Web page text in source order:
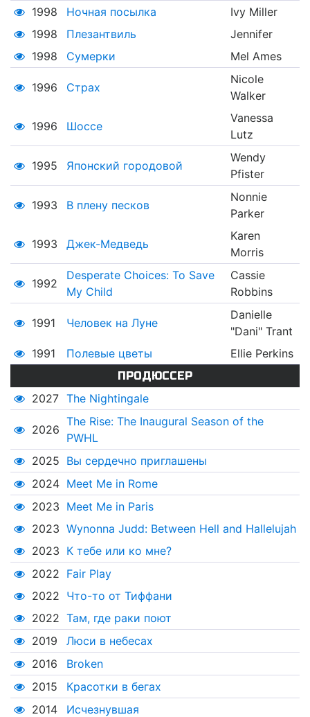
1998
Ночная посылка
Ivy Miller
1998
Плезантвиль
Jennifer
1998
Сумерки Mel Ames
1996 Страх
Nicole
Walker
1996 Шоссе
Vanessa
Lutz
1995 Японский городовой
Wendy
Pfister
1993 В плену песков
Nonnie
Parker
1993 Джек-Медведь
Karen
Morris
1992
Desperate Choices: To Save
My Child
Cassie
Robbins
1991 Человек на Луне
Danielle
"Dani" Trant
1991
Полевые цветы Ellie Perkins
ПРОДЮССЕР
2027 The Nightingale
2026
The Rise: The Inaugural Season of the
PWHL
2025 Вы сердечно приглашены
2024 Meet Me in Rome
2023 Meet Me in Paris
2023 Wynonna Judd: Between Hell and Hallelujah
2023 К тебе или ко мне?
2022 Fair Play
2022 Что-то от Тиффани
2022 Там, где раки поют
2019
Люси в небесах
2016
Broken
2015
Красотки в бегах
2014
Исчезнувшая